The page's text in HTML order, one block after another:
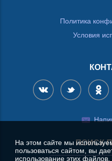
Политика
Условия
ПОИСК
На этом сайте мы
пользоваться сайтом, вы
использование этих файлов.